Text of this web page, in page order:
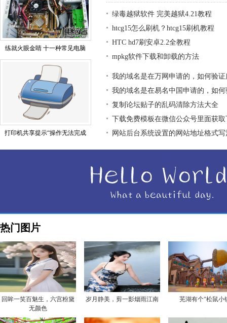
练就火眼金睛 十一种常见电脑
打印机共享提示“操作无法完成
绿毒越狱软件 完美越狱4.21教程
htcg15怎么刷机？htcg15刷机教程
HTC hd7刷安卓2.2全教程
mpkg软件下载和卸载的方法
我的域名是在万网申请的，如何验
我的域名是在易名中国申请的，如
复制论坛贴子的乱码清除方法大全
下载免费模板在微信公众号里面获
网站后台系统设置的网站地址格式写
热门图片
回眸一笑百魅生，六宫粉黛
无颜色
岁月静美，剪一影烟雨江南 芜湖有个“松鼠小